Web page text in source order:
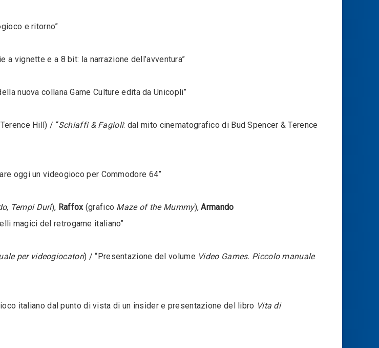
e ritorno”
vignette e a 8 bit: la narrazione dell’avventura”
nuova collana Game Culture edita da Unicopli”
Hill) / “Schiaffi & Fagioli: dal mito cinematografico di Bud Spencer & Terence
oggi un videogioco per Commodore 64”
, Tempi Duri), Raffox (grafico Maze of the Mummy),Armando
magici del retrogame italiano”
per videogiocatori) / “Presentazione del volume Video Games. Piccolo manuale
italiano dal punto di vista di un insider e presentazione del libro Vita di